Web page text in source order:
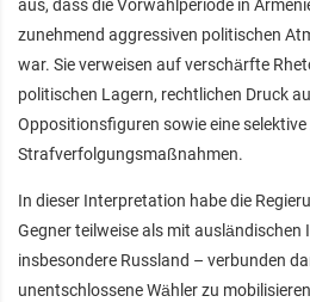
aus, dass die Vorwahlperiode in
zunehmend aggressiven politischen
war. Sie verweisen auf verschärfte
politischen Lagern, rechtlichen Druck
Oppositionsfiguren sowie eine
Strafverfolgungsmaßnahmen.
In dieser Interpretation habe die
Gegner teilweise als mit ausländischen
insbesondere Russland – verbunden
unentschlossene Wähler zu